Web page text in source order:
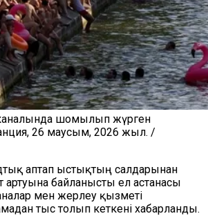
шомылып жүрген
26 маусым, 2026 жыл. /
аптап ыстықтың салдарынан
артуына байланысты ел астанасы
мен жерлеу қызметі
тыс толып кеткені хабарланды.